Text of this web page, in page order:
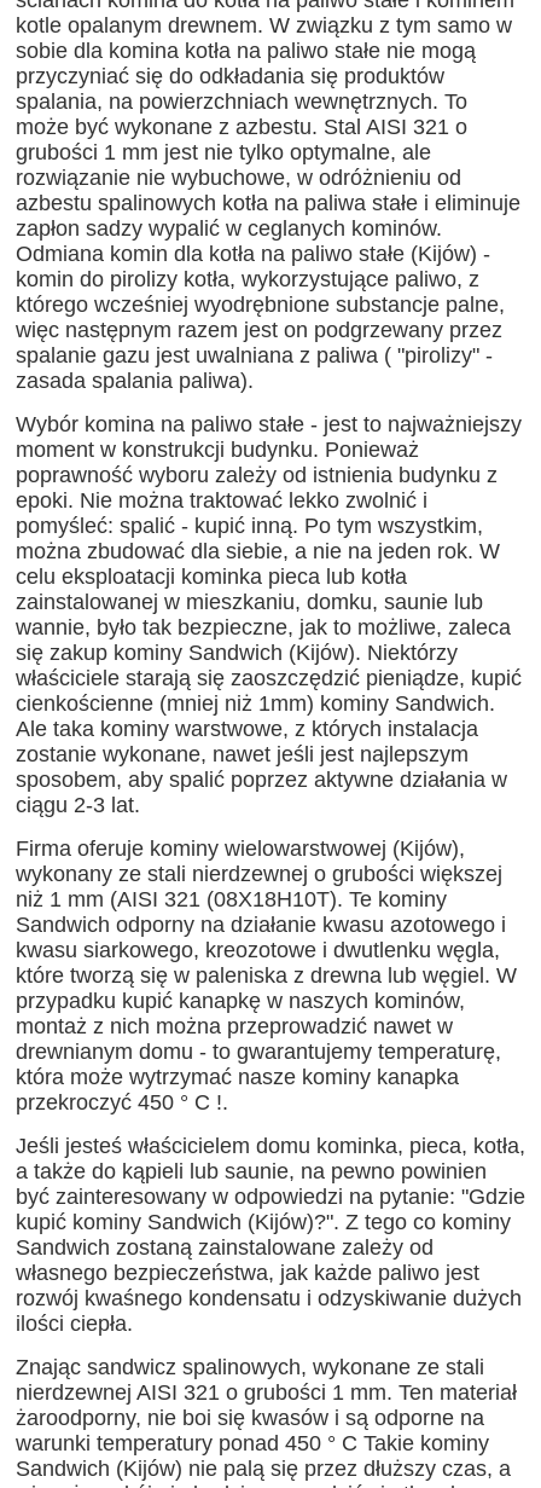
kotle opalanym drewnem. W związku z tym samo w
sobie dla komina kotła na paliwo stałe nie mogą
przyczyniać się do odkładania się produktów
spalania, na powierzchniach wewnętrznych. To
może być wykonane z azbestu. Stal AISI 321 o
grubości 1 mm jest nie tylko optymalne, ale
rozwiązanie nie wybuchowe, w odróżnieniu od
azbestu spalinowych kotła na paliwa stałe i eliminuje
zapłon sadzy wypalić w ceglanych kominów.
Odmiana komin dla kotła na paliwo stałe (Kijów) -
komin do pirolizy kotła, wykorzystujące paliwo, z
którego wcześniej wyodrębnione substancje palne,
więc następnym razem jest on podgrzewany przez
spalanie gazu jest uwalniana z paliwa ( "pirolizy" -
zasada spalania paliwa).
Wybór komina na paliwo stałe - jest to najważniejszy
moment w konstrukcji budynku. Ponieważ
poprawność wyboru zależy od istnienia budynku z
epoki. Nie można traktować lekko zwolnić i
pomyśleć: spalić - kupić inną. Po tym wszystkim,
można zbudować dla siebie, a nie na jeden rok. W
celu eksploatacji kominka pieca lub kotła
zainstalowanej w mieszkaniu, domku, saunie lub
wannie, było tak bezpieczne, jak to możliwe, zaleca
się zakup kominy Sandwich (Kijów). Niektórzy
właściciele starają się zaoszczędzić pieniądze, kupić
cienkościenne (mniej niż 1mm) kominy Sandwich.
Ale taka kominy warstwowe, z których instalacja
zostanie wykonane, nawet jeśli jest najlepszym
sposobem, aby spalić poprzez aktywne działania w
ciągu 2-3 lat.
Firma oferuje kominy wielowarstwowej (Kijów),
wykonany ze stali nierdzewnej o grubości większej
niż 1 mm (AISI 321 (08X18H10T). Te kominy
Sandwich odporny na działanie kwasu azotowego i
kwasu siarkowego, kreozotowe i dwutlenku węgla,
które tworzą się w paleniska z drewna lub węgiel. W
przypadku kupić kanapkę w naszych kominów,
montaż z nich można przeprowadzić nawet w
drewnianym domu - to gwarantujemy temperaturę,
która może wytrzymać nasze kominy kanapka
przekroczyć 450 ° C !.
Jeśli jesteś właścicielem domu kominka, pieca, kotła,
a także do kąpieli lub saunie, na pewno powinien
być zainteresowany w odpowiedzi na pytanie: "Gdzie
kupić kominy Sandwich (Kijów)?". Z tego co kominy
Sandwich zostaną zainstalowane zależy od
własnego bezpieczeństwa, jak każde paliwo jest
rozwój kwaśnego kondensatu i odzyskiwanie dużych
ilości ciepła.
Znając sandwicz spalinowych, wykonane ze stali
nierdzewnej AISI 321 o grubości 1 mm. Ten materiał
żaroodporny, nie boi się kwasów i są odporne na
warunki temperatury ponad 450 ° C Takie kominy
Sandwich (Kijów) nie palą się przez dłuższy czas, a